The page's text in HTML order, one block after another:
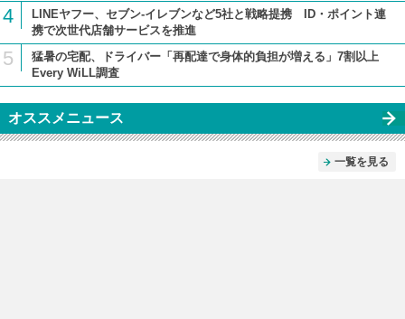
4
LINEヤフー、セブン-イレブンなど5社と戦略提携 ID・ポイント連
携で次世代店舗サービスを推進
5
猛暑の宅配、ドライバー「再配達で身体的負担が増える」7割以上
Every WiLL調査
オススメニュース
一覧を見る